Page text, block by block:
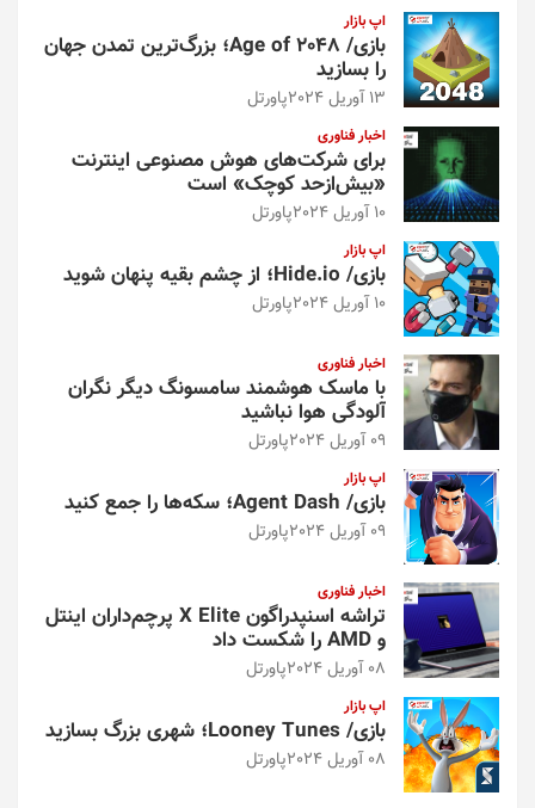
اپ بازار
بازی/ Age of 2048؛ بزرگ‌ترین تمدن جهان
را بسازید
13 آوریل 2024 پاورتل
اخبار فناوری
برای شرکت‌های هوش مصنوعی اینترنت
«بیش‌از‌حد کوچک» است
10 آوریل 2024 پاورتل
اپ بازار
بازی/ Hide.io؛ از چشم بقیه پنهان شوید
10 آوریل 2024 پاورتل
اخبار فناوری
با ماسک هوشمند سامسونگ دیگر نگران
آلودگی هوا نباشید
09 آوریل 2024 پاورتل
اپ بازار
بازی/ Agent Dash؛ سکه‌ها را جمع کنید
09 آوریل 2024 پاورتل
اخبار فناوری
تراشه اسنپدراگون X Elite پرچم‌داران اینتل
و AMD را شکست داد
08 آوریل 2024 پاورتل
اپ بازار
بازی/ Looney Tunes؛ شهری بزرگ بسازید
08 آوریل 2024 پاورتل